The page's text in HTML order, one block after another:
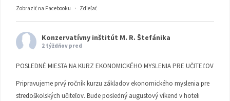
Zobraziť na Facebooku · Zdieľať
Konzervatívny inštitút M. R. Štefánika
2 týždňov pred
POSLEDNÉ MIESTA NA KURZ EKONOMICKÉHO MYSLENIA PRE UČITEĽOV
Pripravujeme prvý ročník kurzu základov ekonomického myslenia pre
stredoškolských učiteľov. Bude posledný augustový víkend v hoteli